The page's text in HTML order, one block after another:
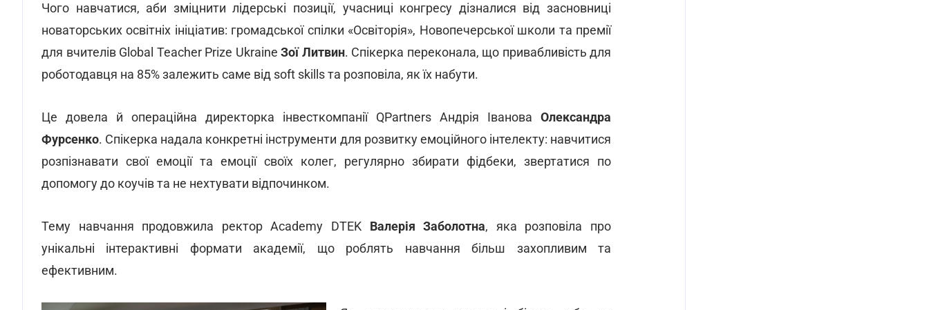
Чого навчатися, аби зміцнити лідерські позиції, учасниці конгресу дізналися від засновниці
новаторських освітніх ініціатив: громадської спілки «Освіторія», Новопечерської школи та премії
для вчителів Global Teacher Prize Ukraine Зої Литвин. Спікерка переконала, що привабливість для
роботодавця на 85% залежить саме від soft skills та розповіла, як їх набути.
Це довела й операційна директорка інвесткомпанії QPartners Андрія Іванова Олександра
Фурсенко. Спікерка надала конкретні інструменти для розвитку емоційного інтелекту: навчитися
розпізнавати свої емоції та емоції своїх колег, регулярно збирати фідбеки, звертатися по
допомогу до коучів та не нехтувати відпочинком.
Тему навчання продовжила ректор Academy DTEK Валерія Заболотна, яка розповіла про
унікальні інтерактивні формати академії, що роблять навчання більш захопливим та
ефективним.